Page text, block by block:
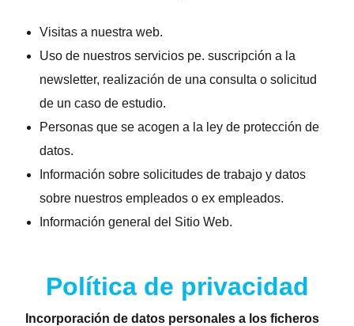
Visitas a nuestra web.
Uso de nuestros servicios pe. suscripción a la
newsletter, realización de una consulta o solicitud
de un caso de estudio.
Personas que se acogen a la ley de protección de
datos.
Información sobre solicitudes de trabajo y datos
sobre nuestros empleados o ex empleados.
Información general del Sitio Web.
Política de privacidad
Incorporación de datos personales a los ficheros